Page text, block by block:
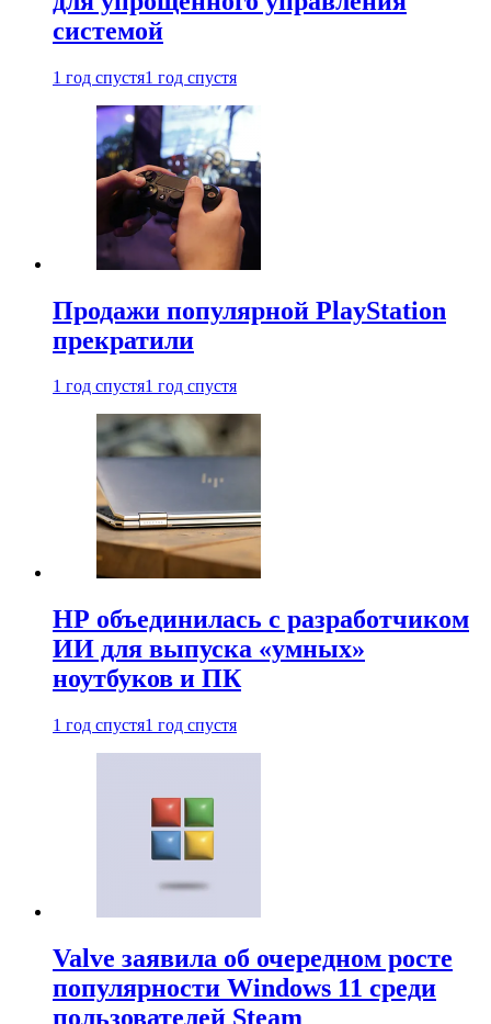
системой
1 год спустя1 год спустя
Продажи популярной PlayStation
прекратили
1 год спустя1 год спустя
HP объединилась с разработчиком
ИИ для выпуска «умных»
ноутбуков и ПК
1 год спустя1 год спустя
Valve заявила об очередном росте
популярности Windows 11 среди
пользователей Steam